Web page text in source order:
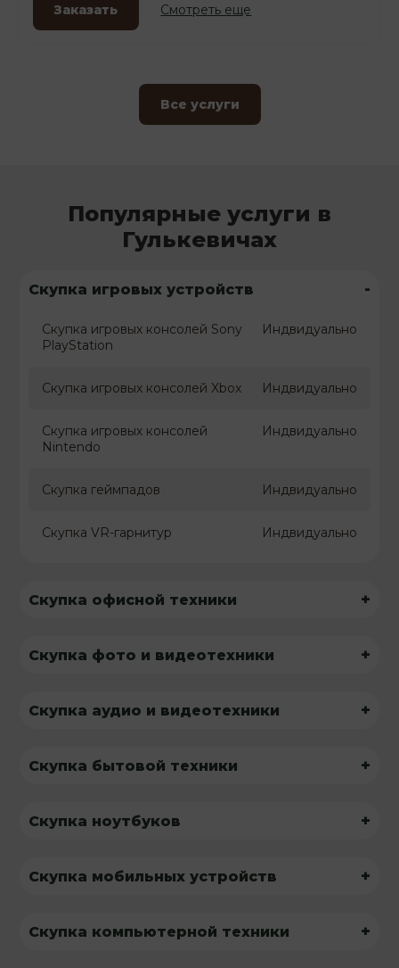
Заказать Смотреть еще
Все услуги
Популярные услуги в
Гулькевичах
Скупка игровых устройств -
Скупка игровых консолей Sony
PlayStation
Индвидуально
Скупка игровых консолей Xbox Индвидуально
Скупка игровых консолей
Nintendo
Индвидуально
Скупка геймпадов Индвидуально
Скупка VR-гарнитур Индвидуально
Скупка офисной техники +
Скупка фото и видеотехники +
Скупка аудио и видеотехники +
Скупка бытовой техники +
Скупка ноутбуков +
Скупка мобильных устройств +
Скупка компьютерной техники +